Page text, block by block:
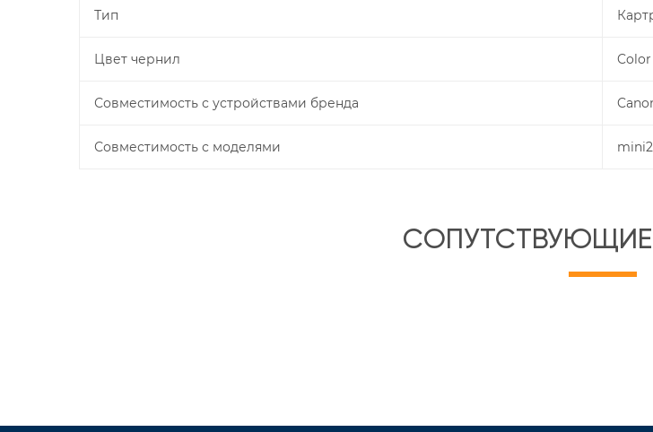
Тип
Цвет чернил Color
Совместимость с устройствами бренда
Совместимость с моделями
СОПУТСТВУЮЩИЕ